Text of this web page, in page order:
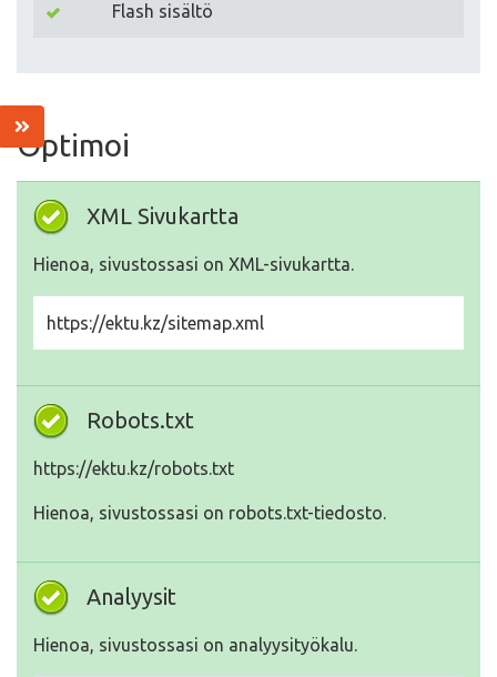
Flash sisältö
Optimoi
XML Sivukartta
Hienoa, sivustossasi on XML-sivukartta.
https://ektu.kz/sitemap.xml
Robots.txt
https://ektu.kz/robots.txt
Hienoa, sivustossasi on robots.txt-tiedosto.
Analyysit
Hienoa, sivustossasi on analyysityökalu.